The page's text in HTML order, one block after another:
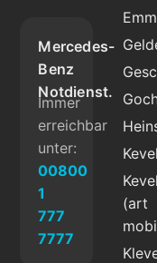
Mercedes-
Benz
Notdienst.
Immer
erreichbar
unter:
00800
1
777
7777
(art